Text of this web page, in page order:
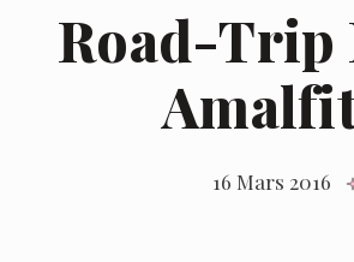
Road-Trip
16 Mars 2016